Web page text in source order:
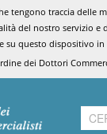
tengono traccia
del nostro servizio e
su questo dispositivo
dei Dottori